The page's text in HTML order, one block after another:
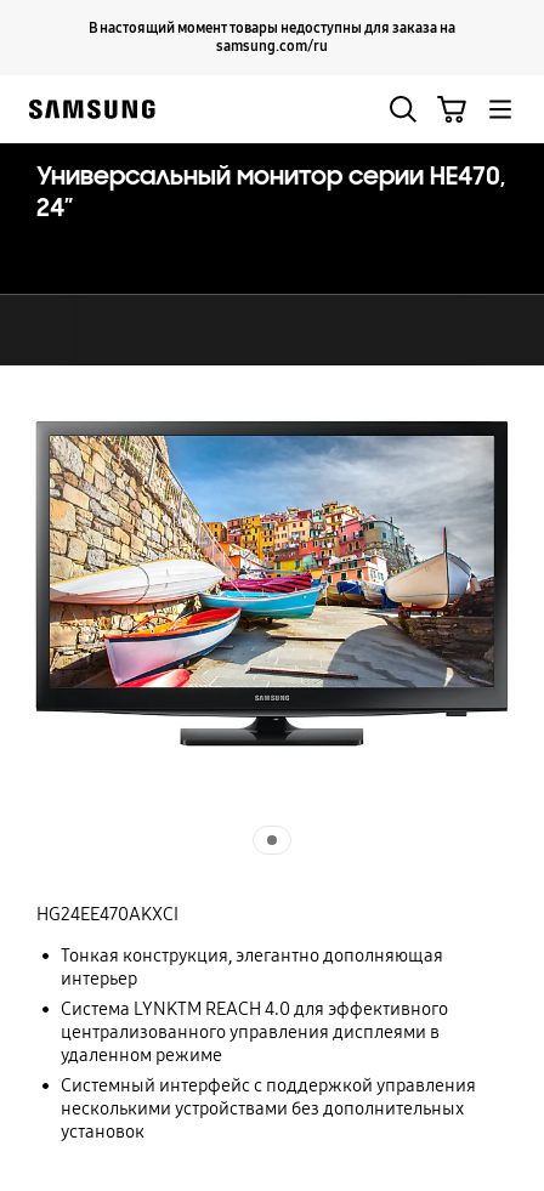
В настоящий момент товары недоступны для заказа на
samsung.com/ru
Продолжить
Универсальный монитор серии HE470,
24”
HG24EE470AKXCI
Тонкая конструкция, элегантно дополняющая
интерьер
Система LYNKTM REACH 4.0 для эффективного
централизованного управления дисплеями в
удаленном режиме
Системный интерфейс с поддержкой управления
несколькими устройствами без дополнительных
установок